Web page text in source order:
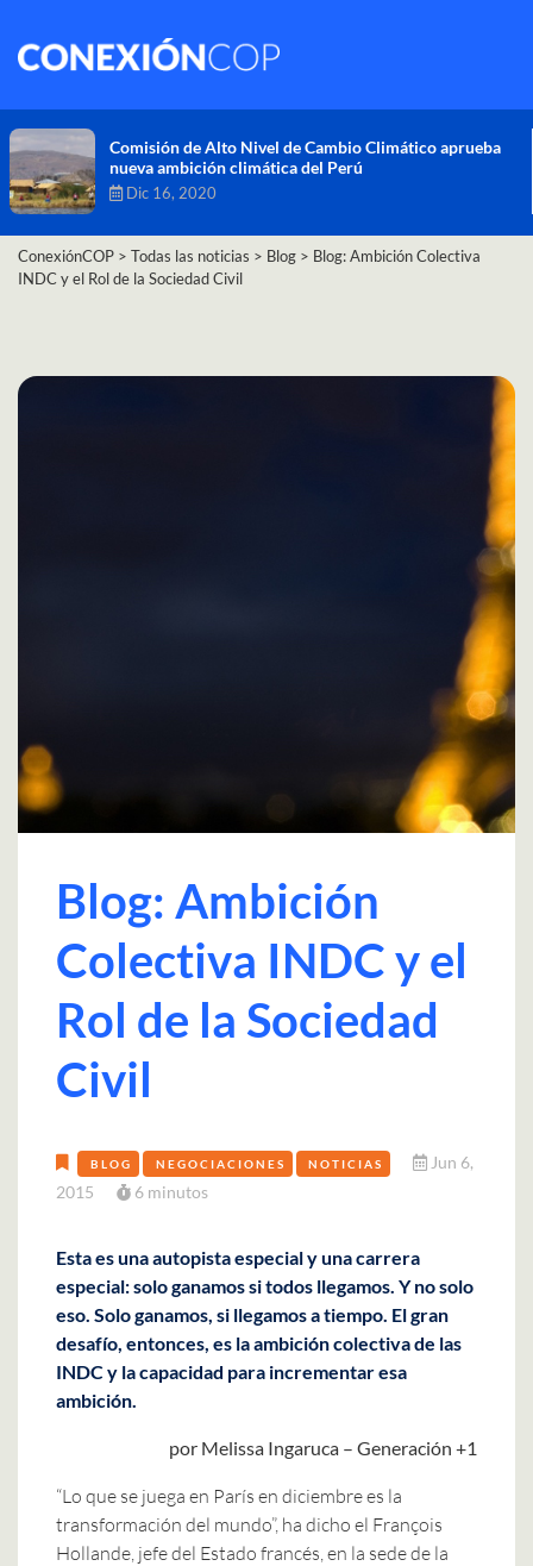
Comisión de Alto Nivel de Cambio Climático aprueba
nueva ambición climática del Perú
Dic 16, 2020
ConexiónCOP > Todas las noticias > Blog > Blog: Ambición Colectiva
INDC y el Rol de la Sociedad Civil
Blog: Ambición
Colectiva INDC y el
Rol de la Sociedad
Civil
BLOG NEGOCIACIONES NOTICIAS
Jun 6,
2015
6 minutos
Esta es una autopista especial y una carrera
especial: solo ganamos si todos llegamos. Y no solo
eso. Solo ganamos, si llegamos a tiempo. El gran
desafío, entonces, es la ambición colectiva de las
INDC y la capacidad para incrementar esa
ambición.
por Melissa Ingaruca – Generación +1
“Lo que se juega en París en diciembre es la
transformación del mundo”, ha dicho el François
Hollande, jefe del Estado francés, en la sede de la